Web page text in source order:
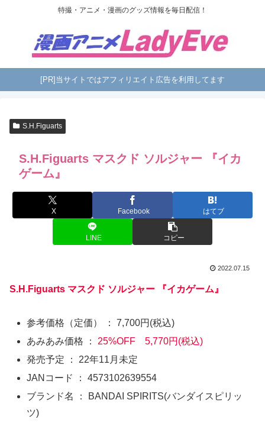
特撮・アニメ・漫画のグッズ情報を毎日配信！
[PR]当サイトではアフィリエイト広告を利用してます
S.H.Figuarts
S.H.Figuarts マスクド ソルジャー 『イカ
ゲーム』
X Facebook はてブ
LINE コピー
2022.07.15
S.H.Figuarts マスクド ソルジャー 『イカゲーム』
参考価格（定価） ： 7,700円(税込)
あみあみ価格 ： 25%OFF 5,770円(税込)
発売予定 ： 22年11月未定
JANコード ： 4573102639554
ブランド名 ： BANDAI SPIRITS(バンダイスピリッ
ツ)